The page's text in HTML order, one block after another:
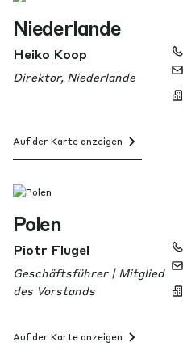
Niederlande
Heiko Koop
Direktor, Niederlande
Auf der Karte anzeigen
Polen
Piotr Flugel
Geschäftsführer | Mitglied
des Vorstands
Auf der Karte anzeigen